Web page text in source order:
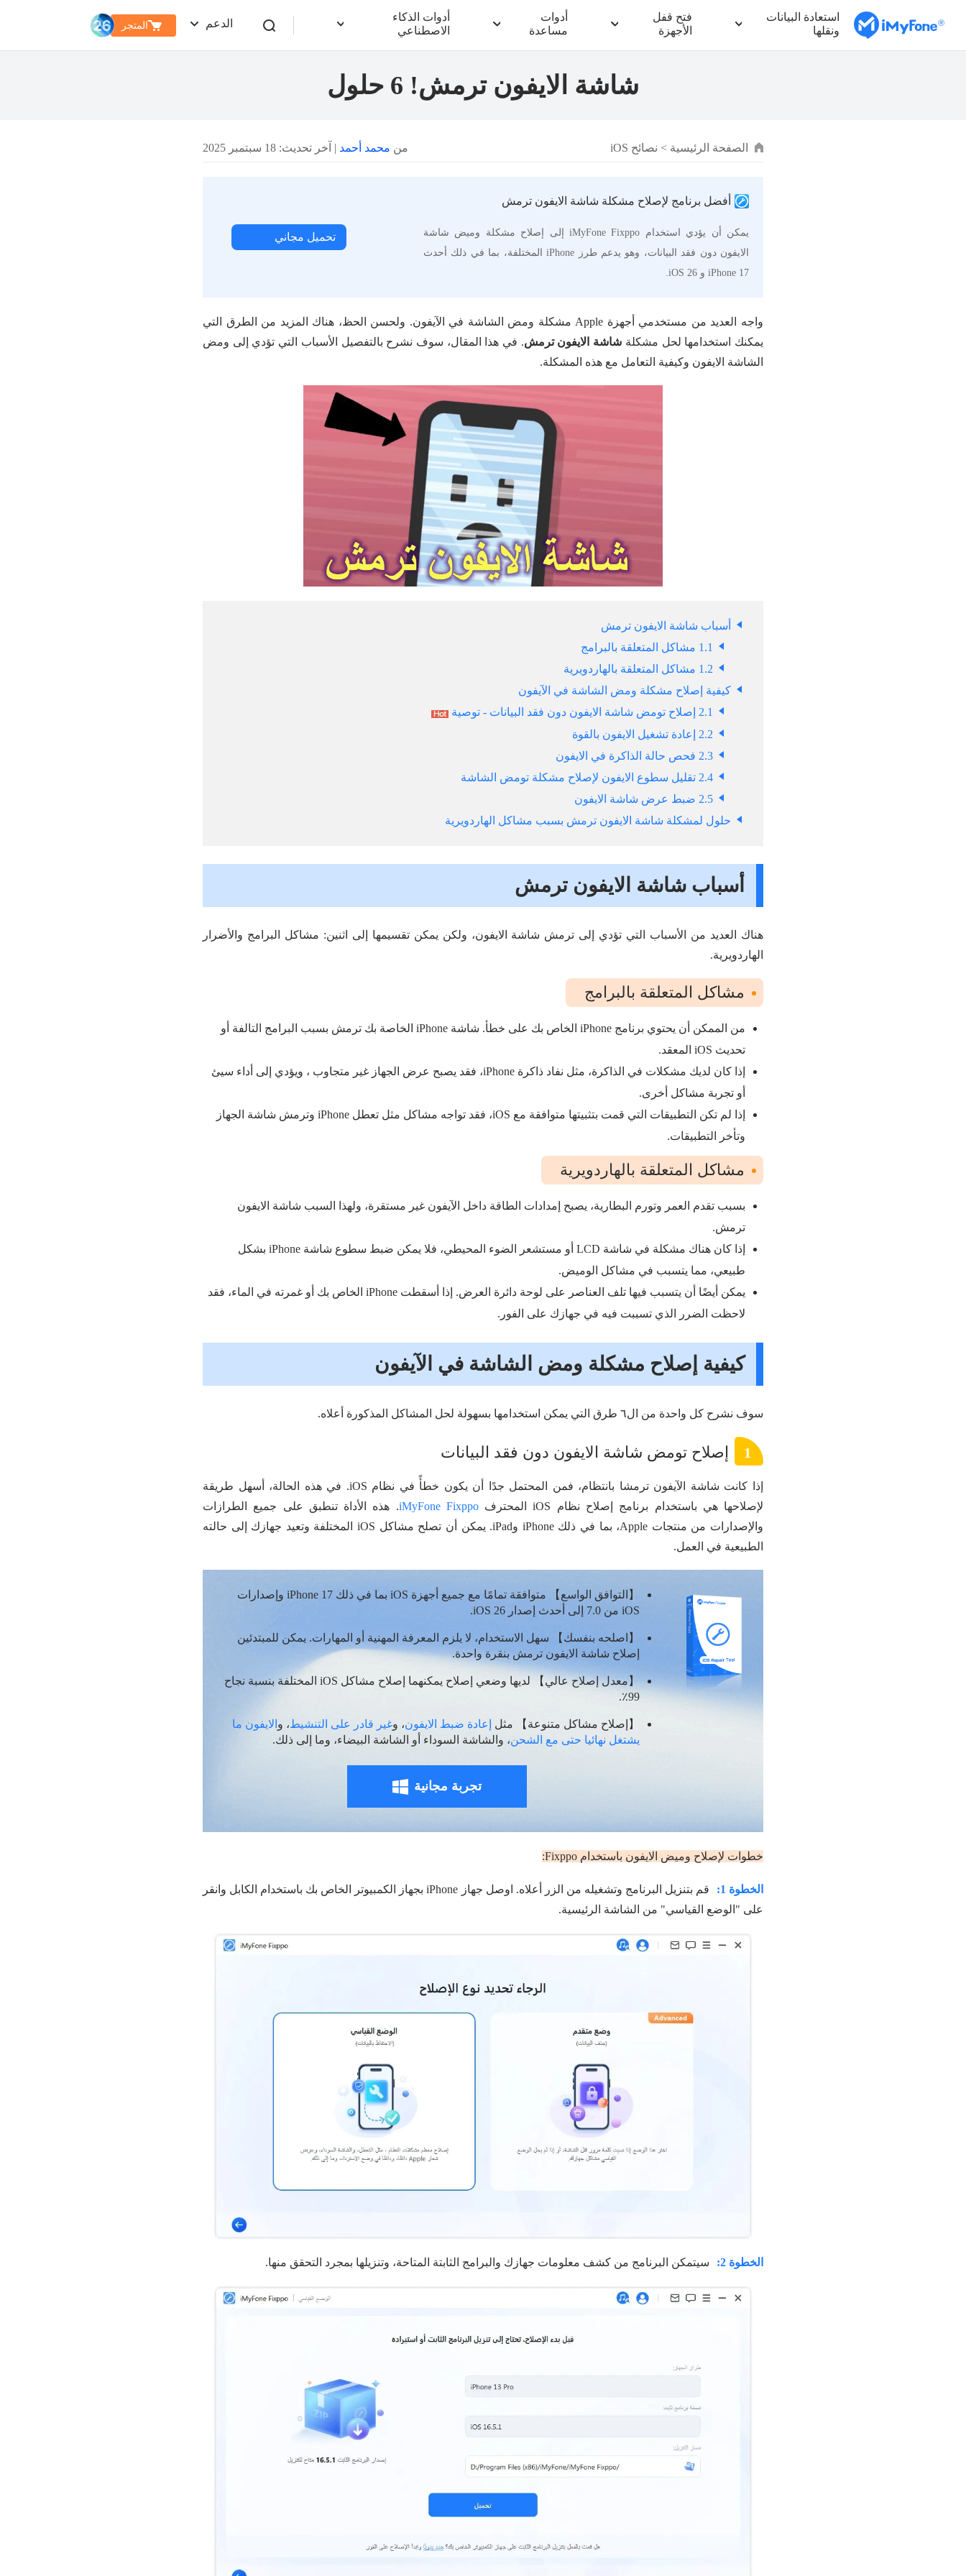
استعادة البيانات
ونقلها
فتح قفل
الأجهزة
أدوات
مساعدة
أدوات الذكاء
الاصطناعي
الدعم المتجر
شاشة الايفون ترمش! 6 حلول
الصفحة الرئيسية > نصائح iOS من محمد أحمد | آخر تحديث: 18 سبتمبر 2025
أفضل برنامج لإصلاح مشكلة شاشة الايفون ترمش
يمكن أن يؤدي استخدام iMyFone Fixppo إلى إصلاح مشكلة وميض شاشة
الايفون دون فقد البيانات، وهو يدعم طرز iPhone المختلفة، بما في ذلك أحدث
iPhone 17 و iOS 26.
تحميل مجاني
واجه العديد من مستخدمي أجهزة Apple مشكلة ومض الشاشة في الآيفون. ولحسن الحظ، هناك المزيد من الطرق التي
يمكنك استخدامها لحل مشكلة شاشة الايفون ترمش. في هذا المقال، سوف نشرح بالتفصيل الأسباب التي تؤدي إلى ومض
الشاشة الايفون وكيفية التعامل مع هذه المشكلة.
أسباب شاشة الايفون ترمش
1.1 مشاكل المتعلقة بالبرامج
1.2 مشاكل المتعلقة بالهاردويرية
كيفية إصلاح مشكلة ومض الشاشة في الآيفون
2.1 إصلاح تومض شاشة الايفون دون فقد البيانات - توصية
2.2 إعادة تشغيل الايفون بالقوة
2.3 فحص حالة الذاكرة في الايفون
2.4 تقليل سطوع الايفون لإصلاح مشكلة تومض الشاشة
2.5 ضبط عرض شاشة الايفون
حلول لمشكلة شاشة الايفون ترمش بسبب مشاكل الهاردويرية
أسباب شاشة الايفون ترمش
هناك العديد من الأسباب التي تؤدي إلى ترمش شاشة الايفون، ولكن يمكن تقسيمها إلى اثنين: مشاكل البرامج والأضرار
الهاردويرية.
مشاكل المتعلقة بالبرامج
من الممكن أن يحتوي برنامج iPhone الخاص بك على خطأ. شاشة iPhone الخاصة بك ترمش بسبب البرامج التالفة أو
تحديث iOS المعقد.
إذا كان لديك مشكلات في الذاكرة، مثل نفاد ذاكرة iPhone، فقد يصبح عرض الجهاز غير متجاوب ، ويؤدي إلى أداء سيئ
أو تجربة مشاكل أخرى.
إذا لم تكن التطبيقات التي قمت بتثبيتها متوافقة مع iOS، فقد تواجه مشاكل مثل تعطل iPhone وترمش شاشة الجهاز
وتأخر التطبيقات.
مشاكل المتعلقة بالهاردويرية
بسبب تقدم العمر وتورم البطارية، يصبح إمدادات الطاقة داخل الآيفون غير مستقرة، ولهذا السبب شاشة الايفون
ترمش.
إذا كان هناك مشكلة في شاشة LCD أو مستشعر الضوء المحيطي، فلا يمكن ضبط سطوع شاشة iPhone بشكل
طبيعي، مما يتسبب في مشاكل الوميض.
يمكن أيضًا أن يتسبب فيها تلف العناصر على لوحة دائرة العرض. إذا أسقطت iPhone الخاص بك أو غمرته في الماء، فقد
لاحظت الضرر الذي تسببت فيه في جهازك على الفور.
كيفية إصلاح مشكلة ومض الشاشة في الآيفون
سوف نشرح كل واحدة من ال٦ طرق التي يمكن استخدامها بسهولة لحل المشاكل المذكورة أعلاه.
1 إصلاح تومض شاشة الايفون دون فقد البيانات
إذا كانت شاشة الآيفون ترمشا بانتظام، فمن المحتمل جدًا أن يكون خطأً في نظام iOS. في هذه الحالة، أسهل طريقة
لإصلاحها هي باستخدام برنامج إصلاح نظام iOS المحترف
iMyFone Fixppo. هذه الأداة تنطبق على جميع الطرازات
والإصدارات من منتجات Apple، بما في ذلك iPhone وiPad. يمكن أن تصلح مشاكل iOS المختلفة وتعيد جهازك إلى حالته
الطبيعية في العمل.
【التوافق الواسع】 متوافقة تمامًا مع جميع أجهزة iOS بما في ذلك iPhone 17 وإصدارات
iOS من 7.0 إلى أحدث إصدار iOS 26.
【اصلحه بنفسك】 سهل الاستخدام، لا يلزم المعرفة المهنية أو المهارات. يمكن للمبتدئين
إصلاح شاشة الايفون ترمش بنقرة واحدة.
【معدل إصلاح عالي】 لديها وضعي إصلاح يمكنهما إصلاح مشاكل iOS المختلفة بنسبة نجاح
99٪.
【إصلاح مشاكل متنوعة】 مثل إعادة ضبط الايفون، وغير قادر على التنشيط، و الايفون ما
يشتغل نهائيا حتى مع الشحن، والشاشة السوداء أو الشاشة البيضاء، وما إلى ذلك.
تجربة مجانية
خطوات لإصلاح وميض الايفون باستخدام Fixppo:
الخطوة 1:
قم بتنزيل البرنامج وتشغيله من الزر أعلاه. اوصل جهاز iPhone بجهاز الكمبيوتر الخاص بك باستخدام الكابل وانقر
على "الوضع القياسي" من الشاشة الرئيسية.
الخطوة 2: سيتمكن البرنامج من كشف معلومات جهازك والبرامج الثابتة المتاحة، وتنزيلها بمجرد التحقق منها.